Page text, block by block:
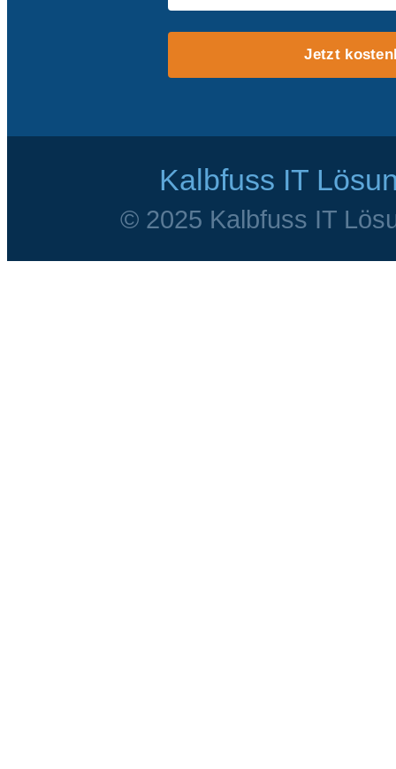
Jetzt
Kalbfuss IT
© 2025 Kalbfuss IT